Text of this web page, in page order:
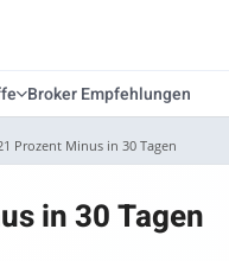
Broker Empfehlungen
Prozent Minus in 30 Tagen
in 30 Tagen